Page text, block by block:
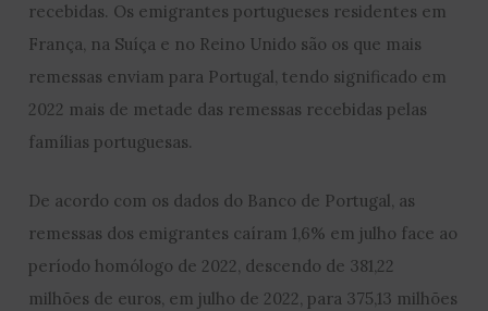
recebidas. Os emigrantes portugueses residentes em
França, na Suíça e no Reino Unido são os que mais
remessas enviam para Portugal, tendo significado em
2022 mais de metade das remessas recebidas pelas
famílias portuguesas.
De acordo com os dados do Banco de Portugal, as
remessas dos emigrantes caíram 1,6% em julho face ao
período homólogo de 2022, descendo de 381,22
milhões de euros, em julho de 2022, para 375,13 milhões